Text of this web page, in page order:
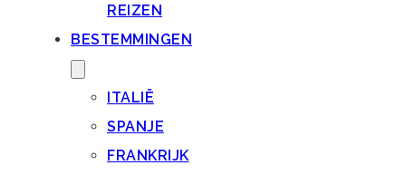
REIZEN
BESTEMMINGEN
ITALIË
SPANJE
FRANKRIJK